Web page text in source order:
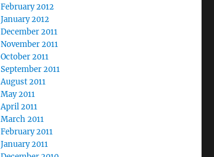
February 2012
January 2012
December 2011
November 2011
October 2011
September 2011
August 2011
May 2011
April 2011
March 2011
February 2011
January 2011